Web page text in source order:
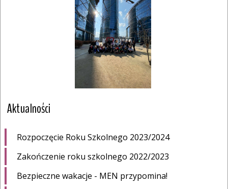
Aktualności
Rozpoczęcie Roku Szkolnego 2023/2024
Zakończenie roku szkolnego 2022/2023
Bezpieczne wakacje - MEN przypomina!